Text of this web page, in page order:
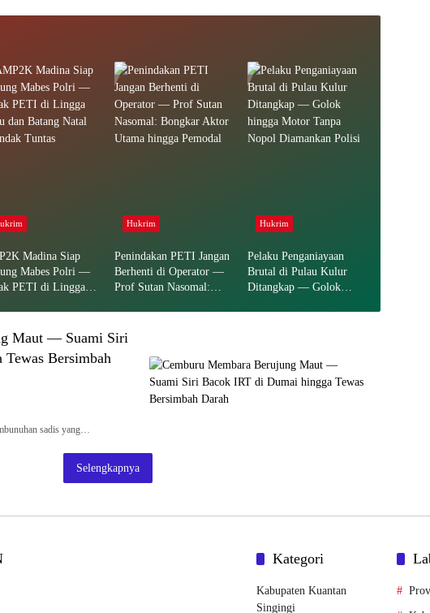
Madina Siap
Mabes Polri —
PETI di Lingga
Hukrim
Penindakan PETI Jangan
Berhenti di Operator —
Prof Sutan Nasomal:
Hukrim
Pelaku Penganiayaan
Brutal di Pulau Kulur
Ditangkap — Golok
Maut — Suami Siri
Bersimbah
sadis yang…
Selengkapnya
Kategori
Kabupaten Kuantan
Singingi